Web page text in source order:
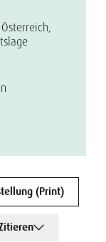
(Print)